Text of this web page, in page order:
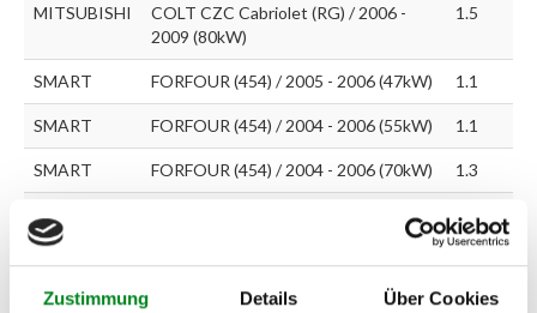
Zustimmung Details Über Cookies
MITSUBISHI
COLT CZC Cabriolet (RG) / 2006 -
2009 (80kW)
1.5
SMART FORFOUR (454) / 2005 - 2006 (47kW) 1.1
SMART FORFOUR (454) / 2004 - 2006 (55kW) 1.1
SMART FORFOUR (454) / 2004 - 2006 (70kW) 1.3
SMART FORFOUR (454) / 2004 - 2006 (80kW) 1.5
SMART FORFOUR (454) / 2004 - 2006 (50kW) 1.5